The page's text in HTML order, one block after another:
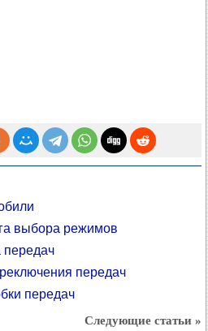
выбора режимов
передач
передач
передач
Следующие статьи »